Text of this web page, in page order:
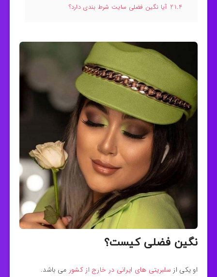
21.4 آیا نگین فضلی سایت شرط بندی دارد؟
نگین فضلی کیست؟
او یکی از سلبریتی های ایرانی در خارج از کشور می باشد.